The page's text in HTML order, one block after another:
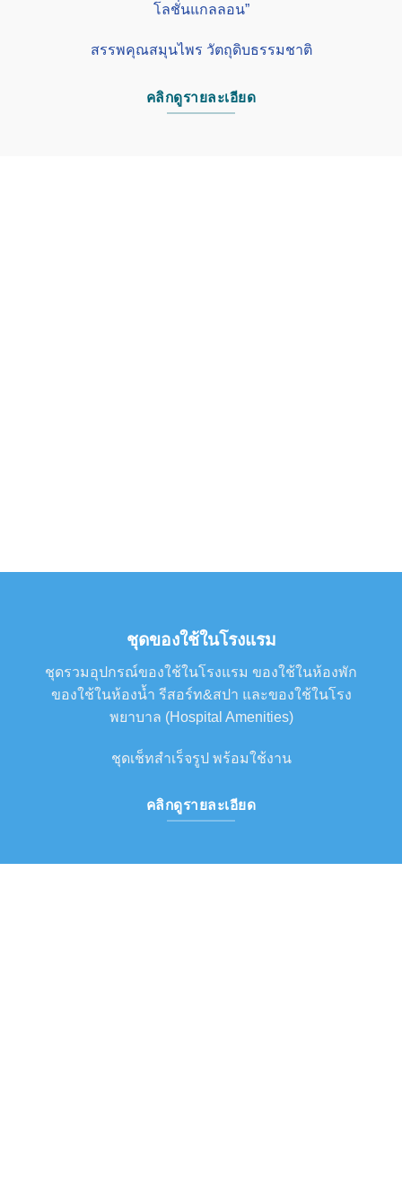
โลชั่นแกลลอน”
สรรพคุณสมุนไพร วัตถุดิบธรรมชาติ
คลิกดูรายละเอียด
ชุดของใช้ในโรงแรม
ชุดรวมอุปกรณ์ของใช้ในโรงแรม ของใช้ในห้องพัก
ของใช้ในห้องน้ำ รีสอร์ท&สปา และของใช้ในโรง
พยาบาล (Hospital Amenities)
ชุดเช็ทสำเร็จรูป พร้อมใช้งาน
คลิกดูรายละเอียด